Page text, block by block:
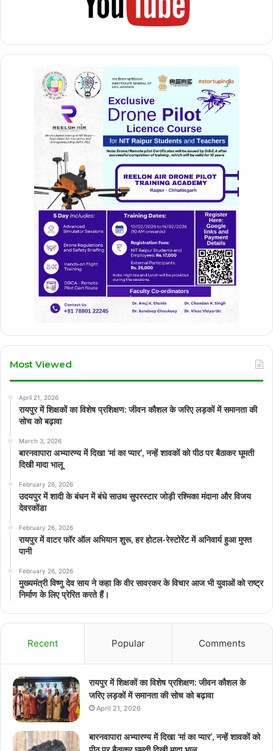
Most Viewed
April 21, 2026
रायपुर में शिक्षकों का विशेष प्रशिक्षण: जीवन कौशल के जरिए लड़कों में समानता की
सोच को बढ़ावा
March 3, 2026
बारनवापारा अभ्यारण्य में दिखा ‘मां का प्यार’, नन्हें शावकों को पीठ पर बैठाकर घूमती
दिखी मादा भालू
February 26, 2026
उदयपुर में शादी के बंधन में बंधे साउथ सुपरस्टार जोड़ी रश्मिका मंदाना और विजय
देवरकोंडा
February 26, 2026
रायपुर में वाटर फॉर ऑल अभियान शुरू, हर होटल-रेस्टोरेंट में अनिवार्य हुआ मुफ्त
पानी
February 26, 2026
मुख्यमंत्री विष्णु देव साय ने कहा कि वीर सावरकर के विचार आज भी युवाओं को राष्ट्र
निर्माण के लिए प्रेरित करते हैं।
Recent Popular Comments
रायपुर में शिक्षकों का विशेष प्रशिक्षण: जीवन कौशल के
जरिए लड़कों में समानता की सोच को बढ़ावा
April 21, 2026
बारनवापारा अभ्यारण्य में दिखा ‘मां का प्यार’, नन्हें शावकों को